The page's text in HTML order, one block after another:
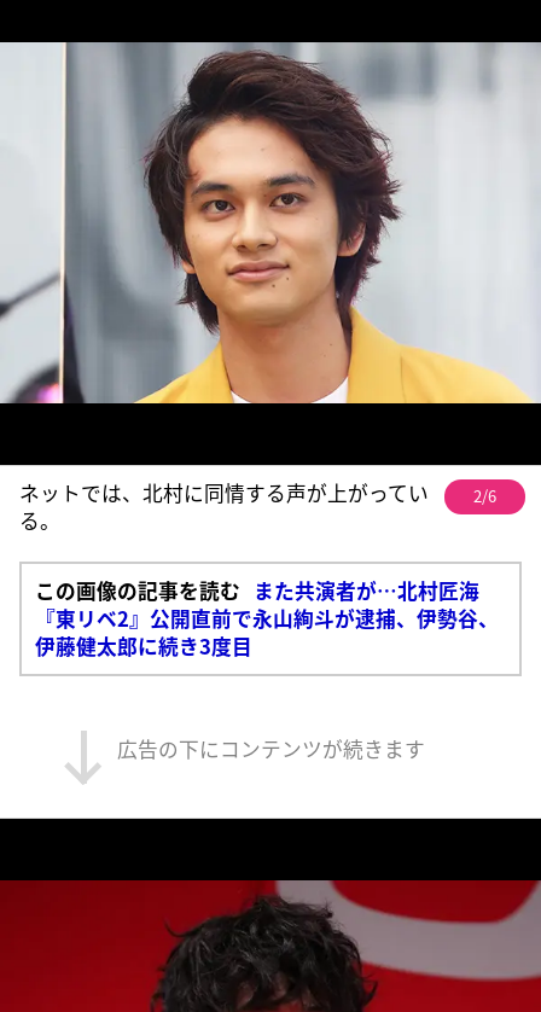
ネットでは、北村に同情する声が上がってい
る。
2/6
この画像の記事を読む また共演者が…北村匠海
『東リベ2』公開直前で永山絢斗が逮捕、伊勢谷、
伊藤健太郎に続き3度目
広告の下にコンテンツが続きます